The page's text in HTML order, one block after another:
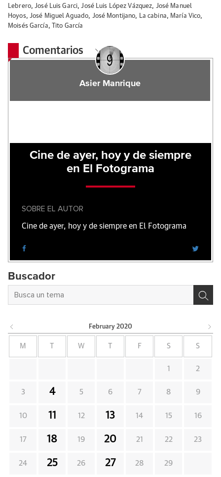
Lebrero,José Luis Garci,José Luis López Vázquez, José Manuel
Hoyos, José Miguel Aguado, José Montijano, La cabina, María Vico,
Moisés García, Tito García
Comentarios
Asier Manrique
Cine de ayer, hoy y de siempre
en El Fotograma
SOBRE EL AUTOR
Cine de ayer, hoy y de siempre en El Fotograma
Buscador
February 2020
M W F S S
1 2
3 4 5 6 7 8 9
10 11 12 13 14 15 16
17 18 19 20 21 22 23
24 25 26 27 28 29